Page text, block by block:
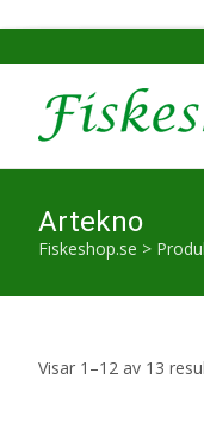
Artekno
Fiskeshop.se >
Visar 1–12 av 13